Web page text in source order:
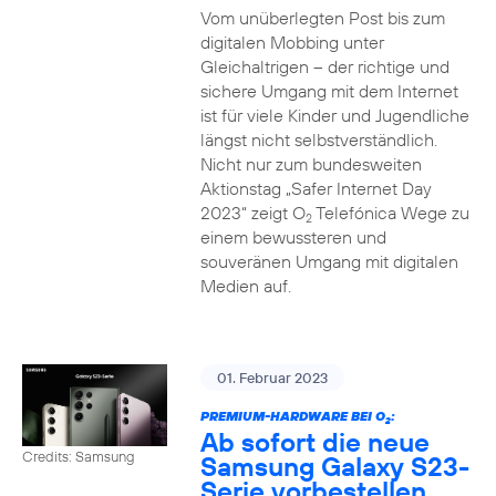
Vom unüberlegten Post bis zum
digitalen Mobbing unter
Gleichaltrigen – der richtige und
sichere Umgang mit dem Internet
ist für viele Kinder und Jugendliche
längst nicht selbstverständlich.
Nicht nur zum bundesweiten
Aktionstag „Safer Internet Day
2023“ zeigt O2Telefónica Wege zu
einem bewussteren und
souveränen Umgang mit digitalen
Medien auf.
Credits: Samsung
01. Februar 2023
PREMIUM-HARDWARE BEI O2:
Ab sofort die neue
Samsung Galaxy S23-